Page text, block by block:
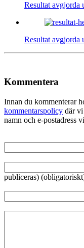
Resultat avgjorda
Resultat avgjorda
Kommentera
Innan du kommenterar
kommentarspolicy där
namn och e-postadress
publiceras)